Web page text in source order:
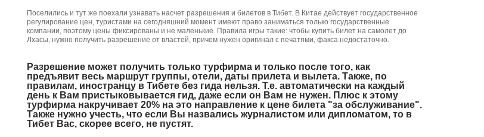
Поселились и тут же поехали узнавать насчет разрешения и билетов в Тибет. В Китае действует государственное
регулирование цен, туристами на сегодняшний момент имеют право заниматься только государственные
компании, поэтому цены фиксированы и не маленькие. Правила игры такие: чтобы купить билет на самолет до
Лхасы, нужно получить разрешение от властей, причем нужен оригинал с печатями, факса недостаточно.
Разрешение может получить только турфирма и только после того, как
предъявит весь маршрут группы, отели, даты прилета и вылета. Также, по
правилам, иностранцу в Тибете без гида нельзя. Т.е. автоматически на каждый
день к Вам пристыковывается гид, даже если он Вам не нужен. Плюс к этому
турфирма накручивает 20% на это направление к цене билета "за обслуживание".
Также нужно учесть, что если Вы назвались журналистом или дипломатом, то в
Тибет Вас, скорее всего, не пустят.